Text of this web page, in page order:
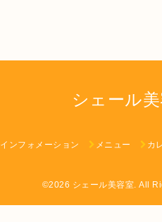
シェール
インフォメーション メニュー カ
©2026 シェール美容室. All